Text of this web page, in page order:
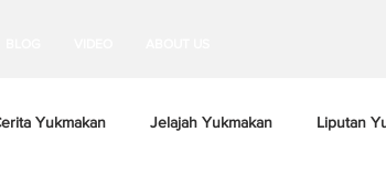
Yukmakan Jelajah Yukmakan Liputan